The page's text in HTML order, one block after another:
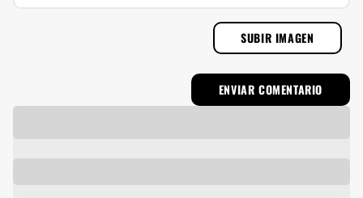
SUBIR IMAGEN